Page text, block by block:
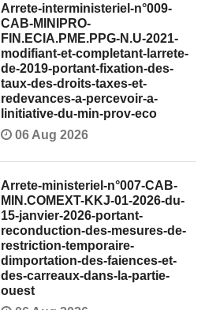
Arrete-interministeriel-n°009-
CAB-MINIPRO-
FIN.ECIA.PME.PPG-N.U-2021-
modifiant-et-completant-larrete-
de-2019-portant-fixation-des-
taux-des-droits-taxes-et-
redevances-a-percevoir-a-
linitiative-du-min-prov-eco
06 Aug 2026
Arrete-ministeriel-n°007-CAB-
MIN.COMEXT-KKJ-01-2026-du-
15-janvier-2026-portant-
reconduction-des-mesures-de-
restriction-temporaire-
dimportation-des-faiences-et-
des-carreaux-dans-la-partie-
ouest